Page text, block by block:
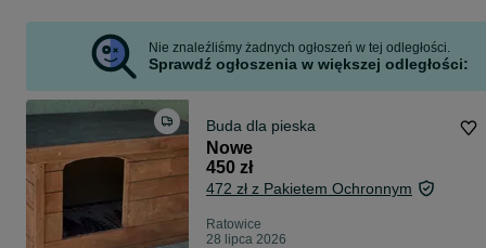
Nie znaleźliśmy żadnych ogłoszeń w tej odległości.
Sprawdź ogłoszenia w większej odległości:
Buda dla pieska
Nowe
450 zł
472 zł z Pakietem Ochronnym
Ratowice
28 lipca 2026